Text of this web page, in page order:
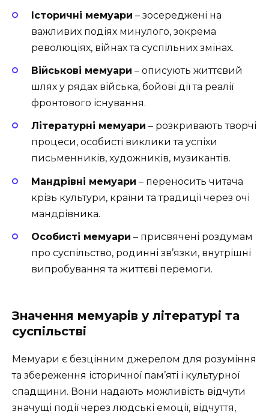
Історичні мемуари – зосереджені на
важливих подіях минулого, зокрема
революціях, війнах та суспільних змінах.
Військові мемуари – описують життєвий
шлях у рядах війська, бойові дії та реалії
фронтового існування.
Літературні мемуари – розкривають творчі
процеси, особисті виклики та успіхи
письменників, художників, музикантів.
Мандрівні мемуари – переносить читача
крізь культури, країни та традиції через очі
мандрівника.
Особисті мемуари – присвячені роздумам
про суспільство, родинні зв’язки, внутрішні
випробування та життєві перемоги.
Значення мемуарів у літературі та
суспільстві
Мемуари є безцінним джерелом для розуміння
та збереження історичної пам’яті і культурної
спадщини. Вони надають можливість відчути
значущі події через людські емоції, відчуття,